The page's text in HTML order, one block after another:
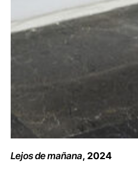
Lejos de mañana, 2024